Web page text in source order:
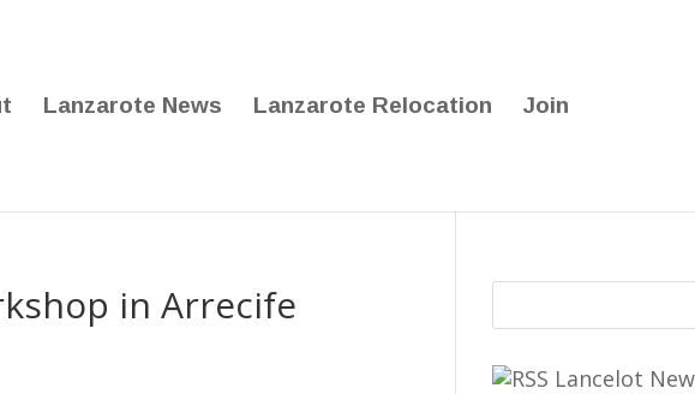
Lanzarote News Lanzarote Relocation Join
in Arrecife
Lancelot